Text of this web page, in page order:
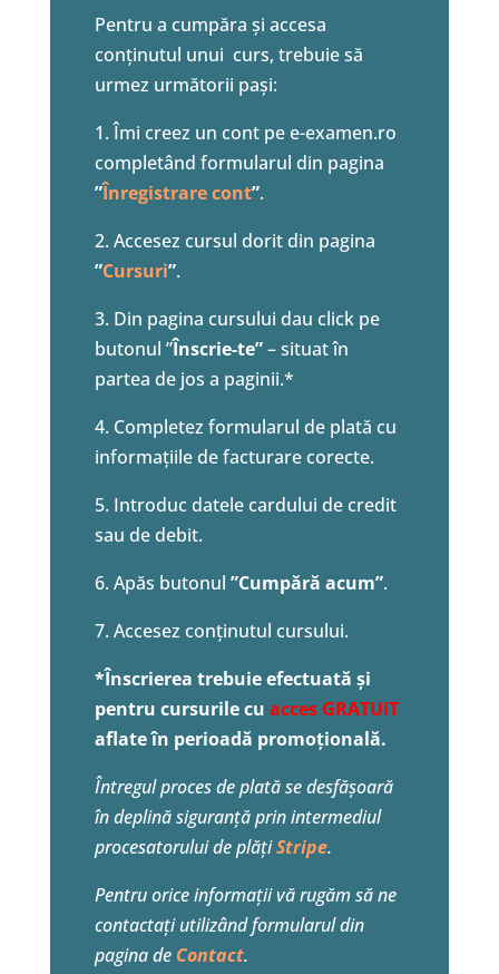
Pentru a cumpăra și accesa
conținutul unui curs, trebuie să
urmez următorii pași:
1. Îmi creez un cont pe e-examen.ro
completând formularul din pagina
”Înregistrare cont”.
2. Accesez cursul dorit din pagina
”Cursuri”.
3. Din pagina cursului dau click pe
butonul ”Înscrie-te”– situat în
partea de jos a paginii.*
4. Completez formularul de plată cu
informațiile de facturare corecte.
5. Introduc datele cardului de credit
sau de debit.
6. Apăs butonul ”Cumpără acum”.
7. Accesez conținutul cursului.
*Înscrierea trebuie efectuată și
pentru cursurile cu acces GRATUIT
aflate în perioadă promoțională.
Întregul proces de plată se desfășoară
în deplină siguranță prin intermediul
procesatorului de plățiStripe.
Pentru orice informații vă rugăm să ne
contactați utilizând formularul din
pagina de Contact.